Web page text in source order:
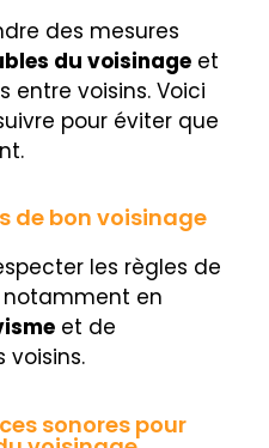
des mesures
du voisinage et
entre voisins. Voici
pour éviter que
de bon voisinage
les règles de
en
et de
voisins.
sonores pour